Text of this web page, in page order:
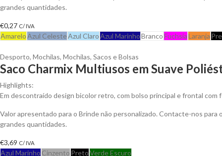
grandes quantidades.
€0,27 C/ IVA
AmareloAzul CelesteAzul ClaroAzul MarinhoBrancoFuchsiaLaranja
Desporto, Mochilas, Mochilas, Sacos e Bolsas
Saco Charmix Multiusos em Suave
Highlights:
Em descontraído design bicolor retro, com bolso principal e frontal com
Valor apresentado para o Brinde não personalizado. Contacte-nos
grandes quantidades.
€3,69 C/ IVA
Azul Marinho Cinzento PretoVerde Escuro